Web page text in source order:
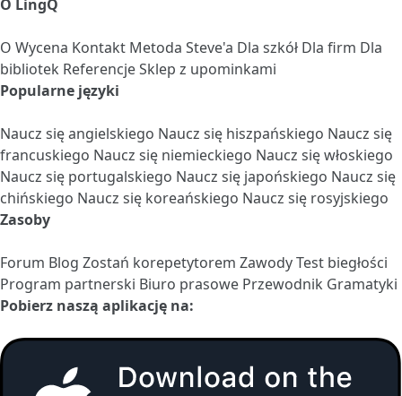
O LingQ
O Wycena Kontakt Metoda Steve'a Dla szkół Dla firm Dla
bibliotek ReferencjeSklep z upominkami
Popularne języki
Naucz się angielskiego Naucz się hiszpańskiego Naucz się
francuskiego Naucz się niemieckiego Naucz się włoskiego
Naucz się portugalskiego Naucz się japońskiego Naucz się
chińskiego Naucz się koreańskiego Naucz się rosyjskiego
Zasoby
Forum Blog Zostań korepetytorem ZawodyTest biegłości
Program partnerski Biuro prasowe Przewodnik Gramatyki
Pobierz naszą aplikację na: